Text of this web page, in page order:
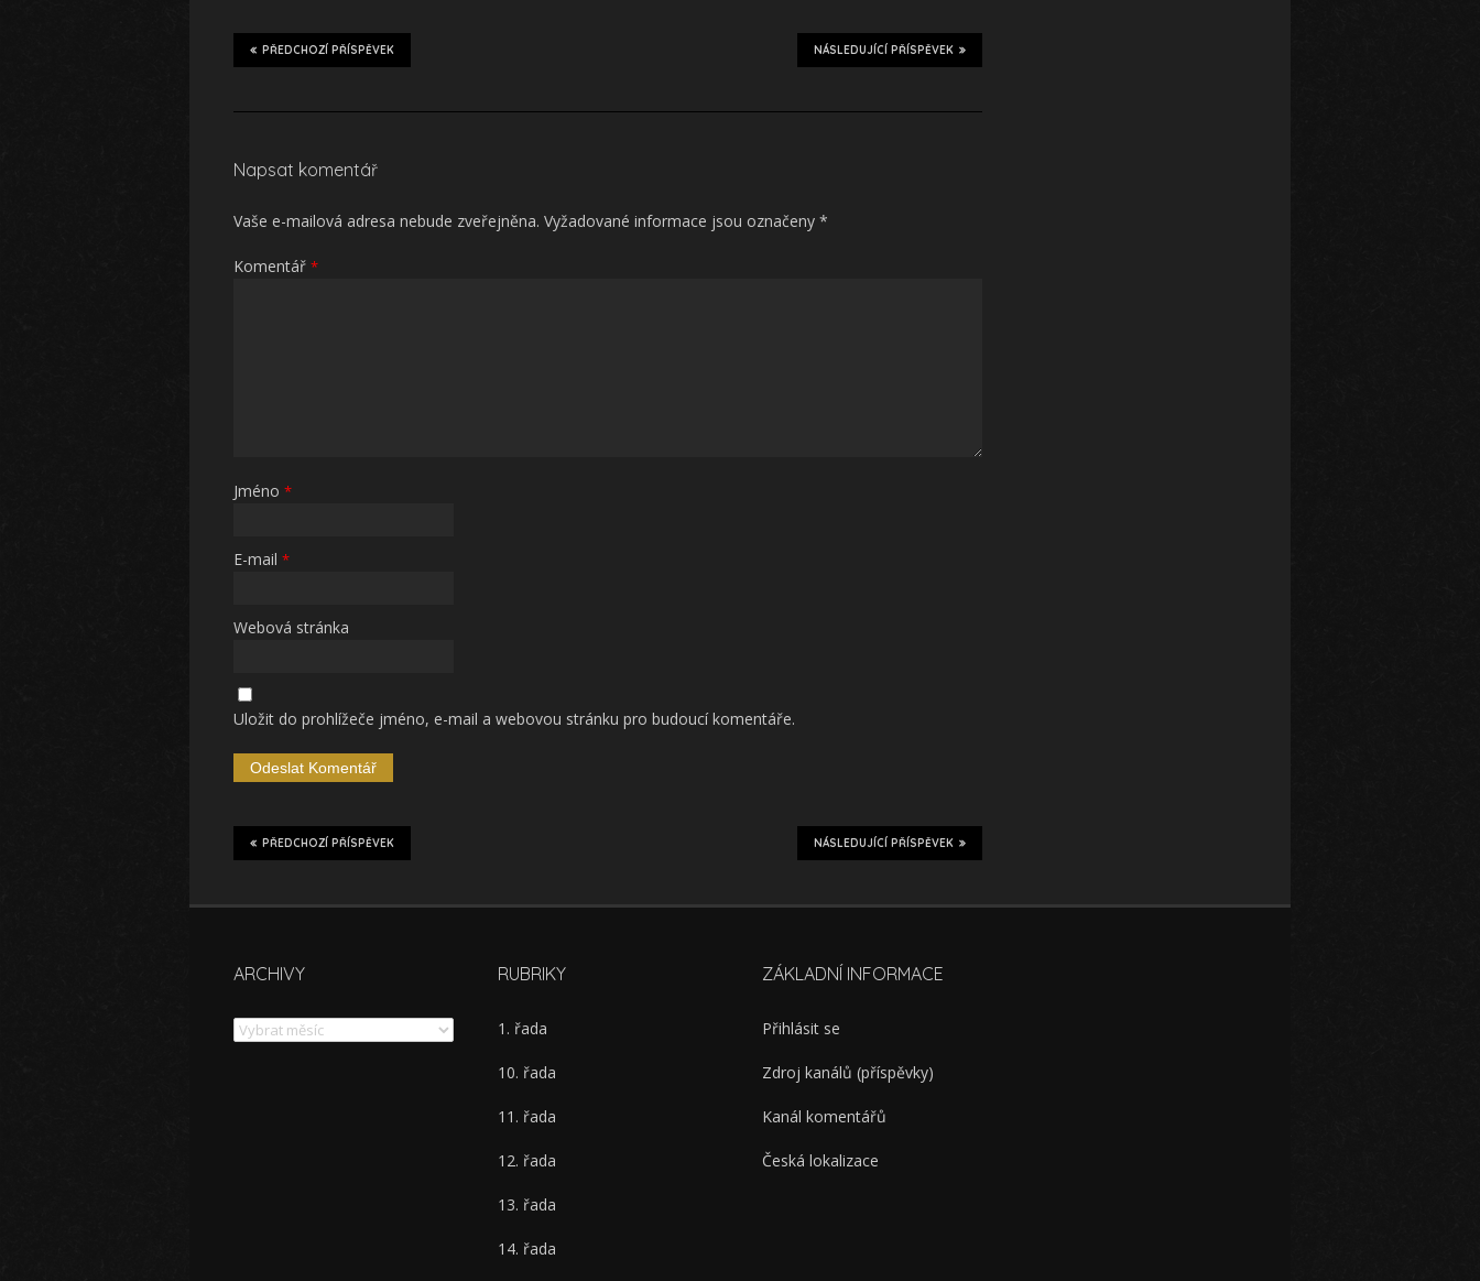
NÁSLEDUJÍCÍ PŘÍSPĚVEK
PŘEDCHOZÍ PŘÍSPĚVEK
Napsat komentář
Vaše e-mailová adresa nebude zveřejněna. Vyžadované informace jsou označeny *
Komentář *
Jméno *
E-mail *
Webová stránka
Uložit do prohlížeče jméno, e-mail a webovou stránku pro budoucí komentáře.
NÁSLEDUJÍCÍ PŘÍSPĚVEK
PŘEDCHOZÍ PŘÍSPĚVEK
ARCHIVY
Archivy
RUBRIKY
1. řada
10. řada
11. řada
12. řada
13. řada
14. řada
ZÁKLADNÍ INFORMACE
Přihlásit se
Zdroj kanálů (příspěvky)
Kanál komentářů
Česká lokalizace